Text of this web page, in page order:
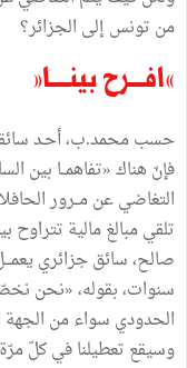
من تونس إلى الجزائر؟
«افـــرح بينــــا»
حسب محمد.ب، أحـد سائقي
فإنّ هناك «تفاهمــا بين
التغاضي عن مــرور
صالح، سائق جزائري
سنوات، بقوله، «نحن
الحدودي سواء من الجهة
وسيقع تعطيلنا في كلّ